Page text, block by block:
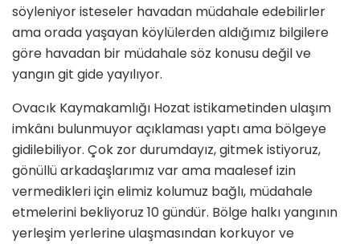
söyleniyor isteseler havadan müdahale edebilirler
ama orada yaşayan köylülerden aldığımız bilgilere
göre havadan bir müdahale söz konusu değil ve
yangın git gide yayılıyor.
Ovacık Kaymakamlığı Hozat istikametinden ulaşım
imkânı bulunmuyor açıklaması yaptı ama bölgeye
gidilebiliyor. Çok zor durumdayız, gitmek istiyoruz,
gönüllü arkadaşlarımız var ama maalesef izin
vermedikleri için elimiz kolumuz bağlı, müdahale
etmelerini bekliyoruz 10 gündür. Bölge halkı yangının
yerleşim yerlerine ulaşmasından korkuyor ve